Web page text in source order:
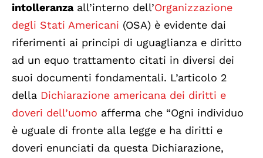
intolleranzaall’interno dell’Organizzazione
degli Stati Americani (OSA) è evidente dai
riferimenti ai principi di uguaglianza e diritto
ad un equo trattamento citati in diversi dei
suoi documenti fondamentali. L’articolo 2
della Dichiarazione americana dei diritti e
doveri dell’uomo afferma che “Ogni individuo
è uguale di fronte alla legge e ha diritti e
doveri enunciati da questa Dichiarazione,